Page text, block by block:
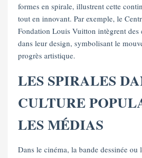
formes en spirale, illustrent cette
tout en innovant. Par exemple, le
Fondation Louis Vuitton intègrent des
dans leur design, symbolisant le
progrès artistique.
LES SPIRALES
CULTURE
LES MÉDIAS
Dans le cinéma, la bande dessinée ou